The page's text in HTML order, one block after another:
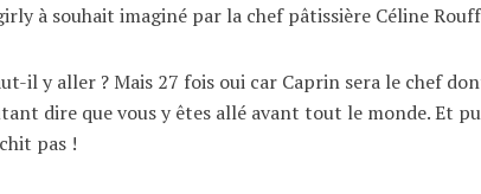
à souhait imaginé par la chef pâtissière Céline
il y aller ? Mais 27 fois oui car Caprin sera le chef
dire que vous y êtes allé avant tout le monde. Et
pas !